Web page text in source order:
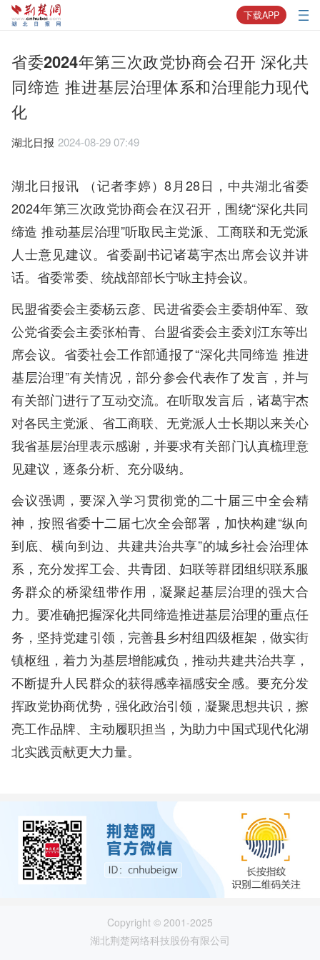
下载APP
省委2024年第三次政党协商会召开 深化共
同缔造 推进基层治理体系和治理能力现代
化
湖北日报 2024-08-29 07:49
湖北日报讯 （记者李婷）8月28日，中共湖北省委
2024年第三次政党协商会在汉召开，围绕“深化共同
缔造 推动基层治理”听取民主党派、工商联和无党派
人士意见建议。省委副书记诸葛宇杰出席会议并讲
话。省委常委、统战部部长宁咏主持会议。
民盟省委会主委杨云彦、民进省委会主委胡仲军、致
公党省委会主委张柏青、台盟省委会主委刘江东等出
席会议。省委社会工作部通报了“深化共同缔造 推进
基层治理”有关情况，部分参会代表作了发言，并与
有关部门进行了互动交流。在听取发言后，诸葛宇杰
对各民主党派、省工商联、无党派人士长期以来关心
我省基层治理表示感谢，并要求有关部门认真梳理意
见建议，逐条分析、充分吸纳。
会议强调，要深入学习贯彻党的二十届三中全会精
神，按照省委十二届七次全会部署，加快构建“纵向
到底、横向到边、共建共治共享”的城乡社会治理体
系，充分发挥工会、共青团、妇联等群团组织联系服
务群众的桥梁纽带作用，凝聚起基层治理的强大合
力。要准确把握深化共同缔造推进基层治理的重点任
务，坚持党建引领，完善县乡村组四级框架，做实街
镇枢纽，着力为基层增能减负，推动共建共治共享，
不断提升人民群众的获得感幸福感安全感。要充分发
挥政党协商优势，强化政治引领，凝聚思想共识，擦
亮工作品牌、主动履职担当，为助力中国式现代化湖
北实践贡献更大力量。
Copyright © 2001-2025
湖北荆楚网络科技股份有限公司